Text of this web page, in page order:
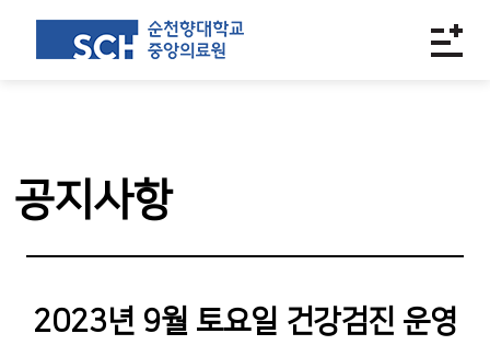
공지사항
2023년 9월 토요일 건강검진 운영